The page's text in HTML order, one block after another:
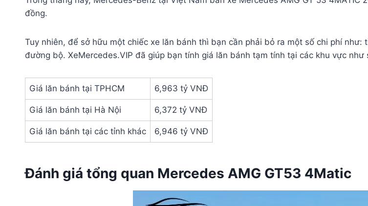
đồng.
Tuy nhiên, để sở hữu một chiếc xe lăn bánh thì bạn cần phải bỏ ra một số chi phí
đường bộ. XeMercedes.VIP đã giúp bạn tính giá lăn bánh tạm tính tại các khu vực như
Giá lăn bánh tại TPHCM 6,963 tỷ VNĐ
Giá lăn bánh tại Hà Nội 6,372 tỷ VNĐ
Giá lăn bánh tại các tỉnh khác 6,946 tỷ VNĐ
Đánh giá tổng quan Mercedes AMG GT53 4Matic